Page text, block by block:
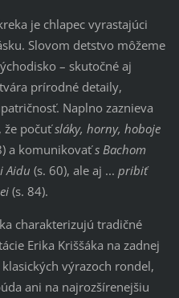
je chlapec vyrastajúci
Slovom detstvo môžeme
– skutočné aj
prírodné detaily,
Naplno zaznieva
že počuťsláky, horny, hoboje
a komunikovaťs Bachom
Aidu (s. 60), ale aj ... pribiť
(s. 84).
tradičné
Erika Kriššáka na zadnej
výrazoch rondel,
ani na najrozšírenejšiu